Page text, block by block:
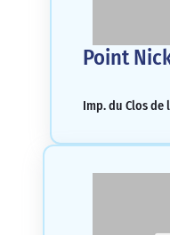
Point
Imp. du Clos de